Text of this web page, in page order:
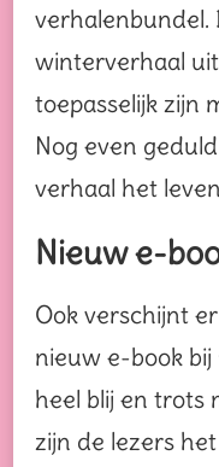
winterverhaal
toepasselijk zijn
Nog even
verhaal het
Nieuw e-
Ook verschijnt
nieuw e-book
heel blij en trots
zijn de lezers